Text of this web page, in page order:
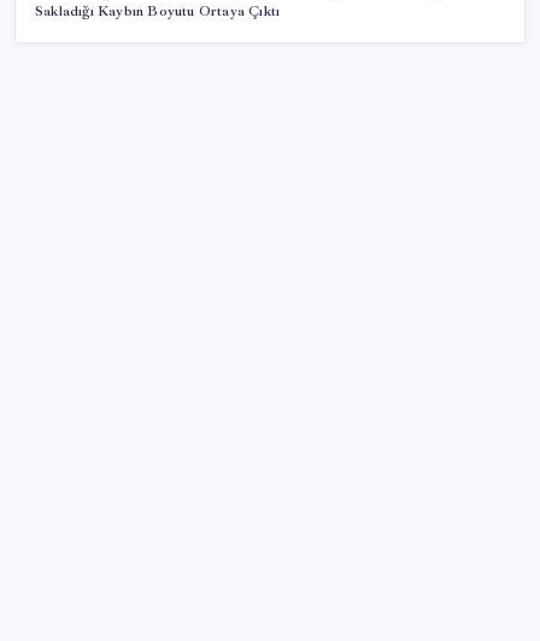
Sakladığı Kaybın Boyutu Ortaya Çıktı